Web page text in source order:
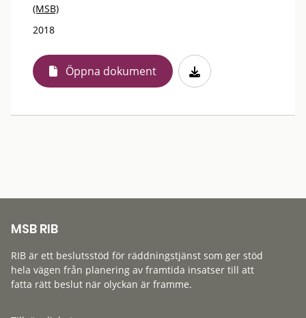
(MSB)
2018
Öppna dokument
MSB RIB
RIB är ett beslutsstöd för räddningstjänst som ger stöd
hela vägen från planering av framtida insatser till att
fatta rätt beslut när olyckan är framme.